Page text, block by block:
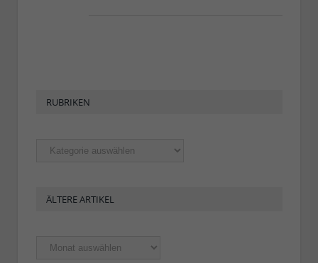
RUBRIKEN
Rubriken
ÄLTERE ARTIKEL
Ältere
Artikel